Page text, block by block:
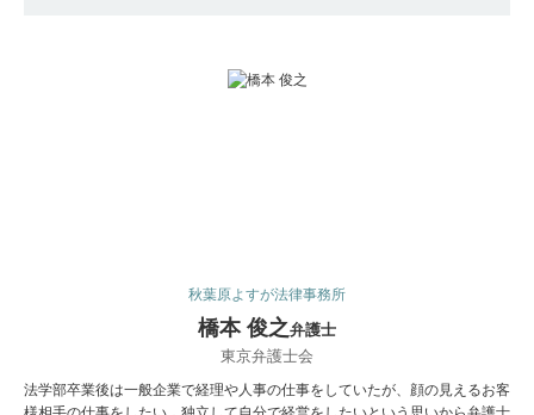
秋葉原よすが法律事務所
橋本 俊之弁護士
東京弁護士会
法学部卒業後は一般企業で経理や人事の仕事をしていたが、顔の見えるお客